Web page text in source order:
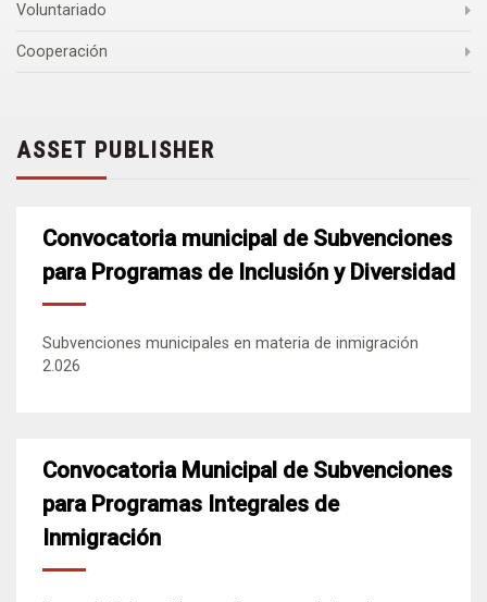
Voluntariado
Cooperación
ASSET PUBLISHER
Convocatoria municipal de Subvenciones
para Programas de Inclusión y Diversidad
Subvenciones municipales en materia de inmigración
2.026
Convocatoria Municipal de Subvenciones
para Programas Integrales de
Inmigración